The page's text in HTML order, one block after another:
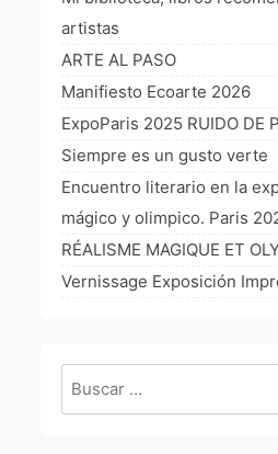
La Fórmula
Manifiesto
Association
Fundación
artistas
ARTE AL PASO
Manifiesto Ecoarte 2026
ExpoParis 2025 RUIDO DE
Siempre es un gusto verte
Encuentro literario en la
mágico y olimpico. Paris
RÉALISME MAGIQUE ET
Vernissage Exposición
Buscar: